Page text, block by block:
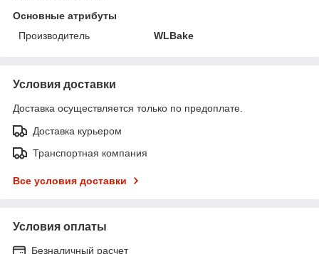
Основные атрибуты
Производитель
WLBake
Условия доставки
Доставка осуществляется только по предоплате.
Доставка курьером
Транспортная компания
Все условия доставки
Условия оплаты
Безналичный расчет